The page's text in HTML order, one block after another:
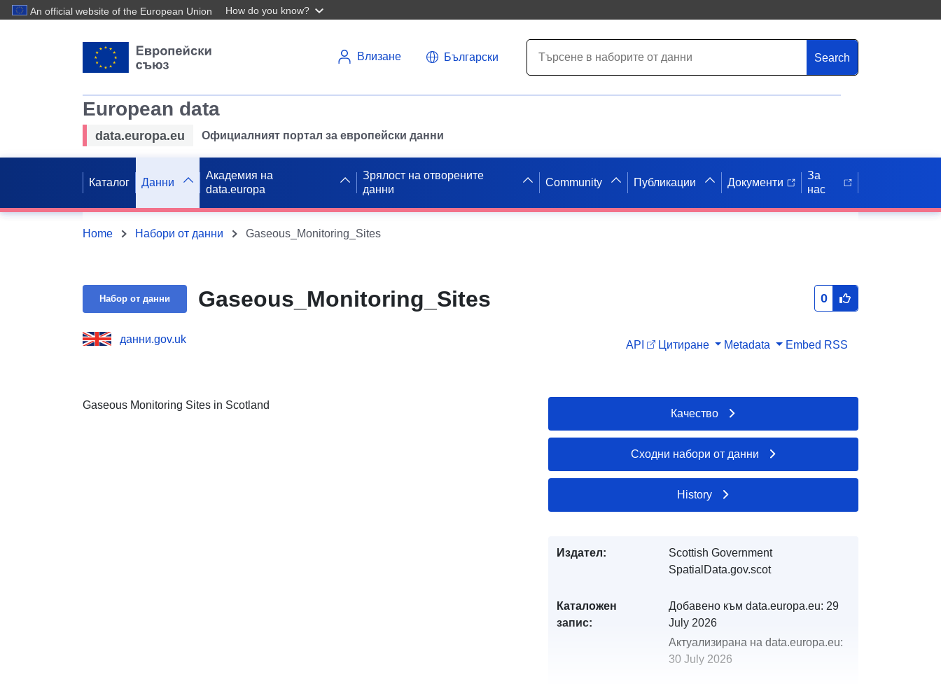
An official website of the European Union How do you know?
Влизане Български Search
European data
data.europa.eu Официалният портал за европейски данни
Каталог Данни
Академия на
data.europa
Зрялост на отворените
данни
Community Публикации Документи
За
нас
Home Набори от данни Gaseous_Monitoring_Sites
Набор от данни Gaseous_Monitoring_Sites 0
данни.gov.uk API Цитиране Metadata Embed RSS
Gaseous Monitoring Sites in Scotland
Качество
Сходни набори от данни
History
Издател:
Scottish Government
SpatialData.gov.scot
Каталожен
запис:
Добавено към data.europa.eu: 29
July 2026
Актуализирана на data.europa.eu:
30 July 2026